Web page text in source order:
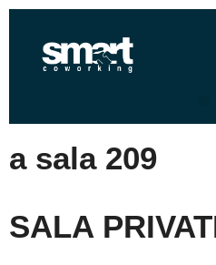
a sala 209
SALA